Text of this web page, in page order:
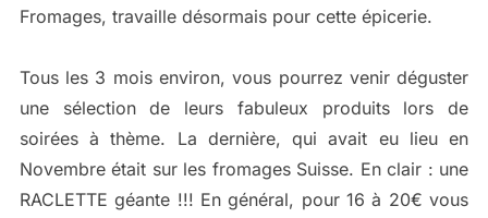
Fromages, travaille désormais pour cette épicerie.
Tous les 3 mois environ, vous pourrez venir déguster
une sélection de leurs fabuleux produits lors de
soirées à thème. La dernière, qui avait eu lieu en
Novembre était sur les fromages Suisse. En clair : une
RACLETTE géante !!! En général, pour 16 à 20€ vous